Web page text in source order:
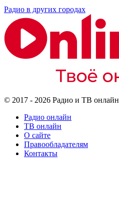
Радио в других городах
© 2017 - 2026 Радио и ТВ онлайн
Радио онлайн
ТВ онлайн
О сайте
Правообладателям
Контакты